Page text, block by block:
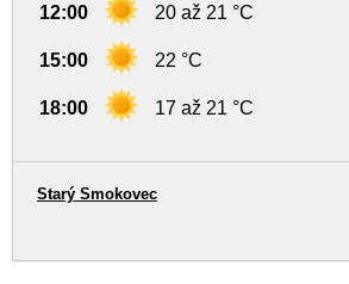
12:00 20 až 21 °C
15:00 22 °C
18:00 17 až 21 °C
Starý Smokovec